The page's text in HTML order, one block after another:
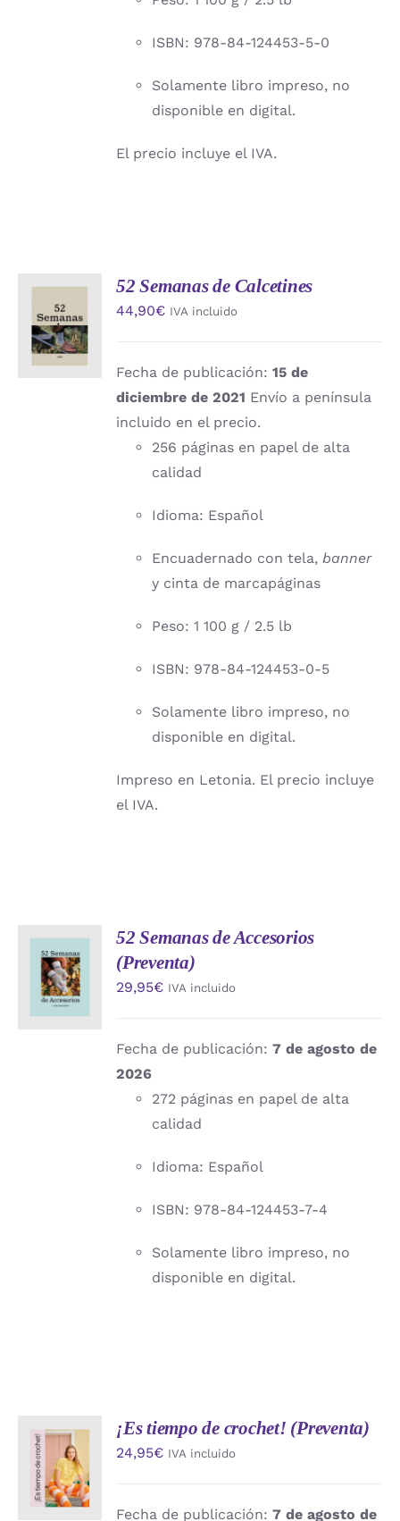
ISBN: 978-84-124453-5-0
Solamente libro impreso, no
disponible en digital.
El precio incluye el IVA.
AL
CARRITO
/
DETALLES
52 Semanas de Calcetines
44,90€ IVA incluido
Fecha de publicación:15 de
diciembre de 2021 Envío a península
incluido en el precio.
256 páginas en papel de alta
calidad
Idioma: Español
Encuadernado con tela,banner
y cinta de marcapáginas
Peso: 1 100 g / 2.5 lb
ISBN: 978-84-124453-0-5
Solamente libro impreso, no
disponible en digital.
Impreso en Letonia. El precio incluye
el IVA.
AL
CARRITO
/
DETALLES
52 Semanas de Accesorios
(Preventa)
29,95€ IVA incluido
Fecha de publicación:7 de agosto de
2026
272 páginas en papel de alta
calidad
Idioma: Español
ISBN: 978-84-124453-7-4
Solamente libro impreso, no
disponible en digital.
AÑADIR
AL
CARRITO
/
DETALLES
¡Es tiempo de crochet! (Preventa)
24,95€ IVA incluido
Fecha de publicación:7 de agosto de